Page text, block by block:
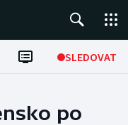
SLEDOVAT
po